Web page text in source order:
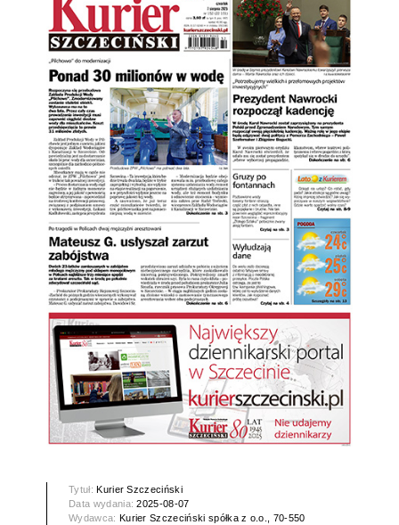
Tytuł:Kurier Szczeciński
Data wydania:2025-08-07
Wydawca: Kurier Szczeciński spółka z o.o., 70-550